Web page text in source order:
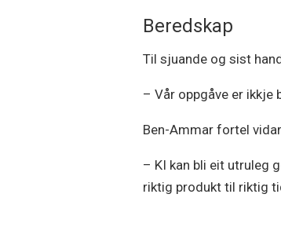
Beredskap
Til sjuande og sist
– Vår oppgåve er ikkje
Ben-Ammar fortel
– KI kan bli eit utruleg
riktig produkt til riktig